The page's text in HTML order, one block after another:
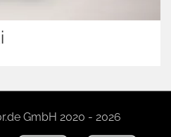
GmbH 2020 - 2026